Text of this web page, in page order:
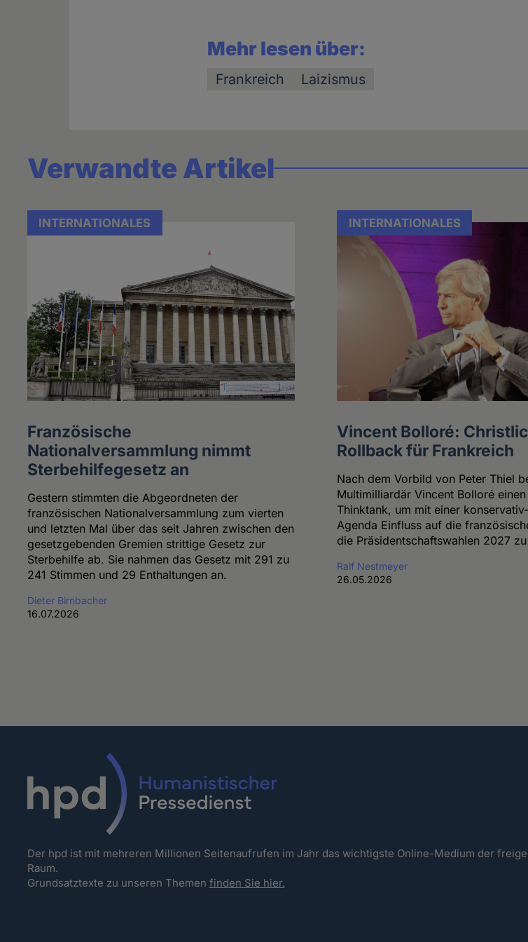
Mehr lesen über:
Frankreich Laizismus
Verwandte Artikel
INTERNATIONALES
Französische
Nationalversammlung nimmt
Sterbehilfegesetz an
Gestern stimmten die Abgeordneten der
französischen Nationalversammlung zum vierten
und letzten Mal über das seit Jahren zwischen den
gesetzgebenden Gremien strittige Gesetz zur
Sterbehilfe ab. Sie nahmen das Gesetz mit 291 zu
241 Stimmen und 29 Enthaltungen an.
Dieter Birnbacher
16.07.2026
INTERNATIONALES
Vincent Bolloré:
Rollback für Frankreich
Nach dem Vorbild von Peter Thiel
Multimilliardär Vincent Bolloré
Thinktank, um mit einer
Agenda Einfluss auf die
die Präsidentschaftswahlen 2027
Ralf Nestmeyer
26.05.2026
Der hpd ist mit mehreren Millionen Seitenaufrufen im Jahr das wichtigste Online-Medium der
Raum.
Grundsatztexte zu unseren Themen finden Sie hier.